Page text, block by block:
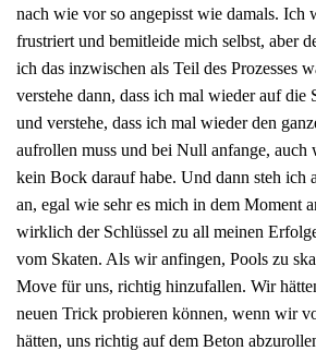
nach wie vor so angepisst wie damals. Ich
frustriert und bemitleide mich selbst, aber
ich das inzwischen als Teil des Prozesses
verstehe dann, dass ich mal wieder auf die
und verstehe, dass ich mal wieder den
aufrollen muss und bei Null anfange, auch
kein Bock darauf habe. Und dann steh ich
an, egal wie sehr es mich in dem Moment
wirklich der Schlüssel zu all meinen
vom Skaten. Als wir anfingen, Pools zu
Move für uns, richtig hinzufallen. Wir
neuen Trick probieren können, wenn wir
hätten, uns richtig auf dem Beton